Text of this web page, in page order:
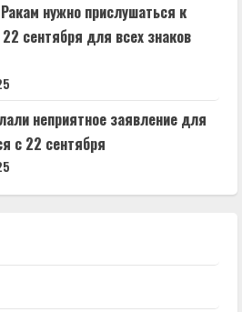
нужно прислушаться к
сентября для всех знаков
неприятное заявление для
с 22 сентября